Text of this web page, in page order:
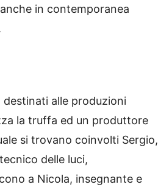
in contemporanea
destinati alle produzioni
la truffa ed un produttore
si trovano coinvolti Sergio,
delle luci,
a Nicola, insegnante e